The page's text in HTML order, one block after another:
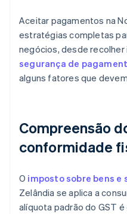
Aceitar pagamentos na
estratégias completas
negócios, desde
segurança de
alguns fatores que
Compreensão
conformidade
O imposto sobre bens e
Zelândia se aplica a
alíquota padrão do GST é